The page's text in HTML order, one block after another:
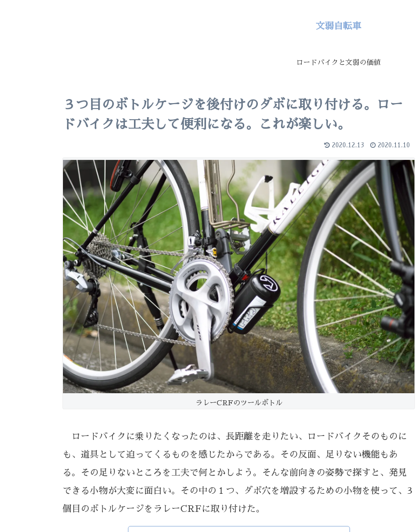
文弱自転車
ロードバイクと文弱の価値
３つ目のボトルケージを後付けのダボに取り付ける。ロー
ドバイクは工夫して便利になる。これが楽しい。
2020.12.13 2020.11.10
ラレーCRFのツールボトル
ロードバイクに乗りたくなったのは、長距離を走りたい、ロードバイクそのものに
も、道具として迫ってくるものを感じたからである。その反面、足りない機能もあ
る。その足りないところを工夫で何とかしよう。そんな前向きの姿勢で探すと、発見
できる小物が大変に面白い。その中の１つ、ダボ穴を増設するための小物を使って、3
個目のボトルケージをラレーCRFに取り付けた。